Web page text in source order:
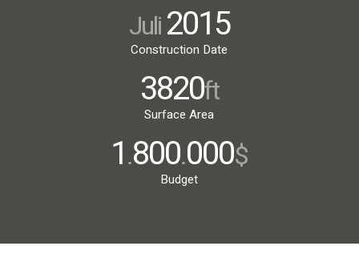
Juli2015
Construction Date
3820ft
Surface Area
1.800.000$
Budget